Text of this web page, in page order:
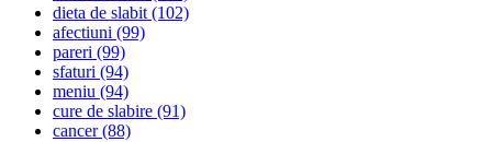
dieta de slabit(102)
afectiuni (99)
pareri (99)
sfaturi (94)
meniu (94)
cure de slabire (91)
cancer(88)